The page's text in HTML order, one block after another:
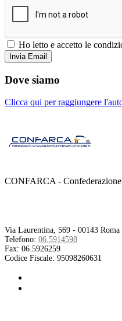
Ho letto e accetto le
Dove siamo
Clicca qui per raggiungere
CONFARCA -
Via Laurentina, 569 - 00143 Roma
Telefono: 06.5914598
Fax: 06.5926259
Codice Fiscale: 95098260631